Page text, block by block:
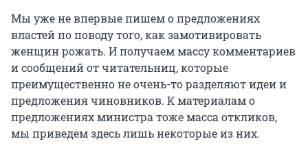
Мы уже не впервые пишем о предложениях
властей по поводу того, как замотивировать
женщин рожать. И получаем массу комментариев
и сообщений от читательниц, которые
преимущественно не очень-то разделяют идеи и
предложения чиновников. К материалам о
предложениях министра тоже масса откликов,
мы приведем здесь лишь некоторые из них.